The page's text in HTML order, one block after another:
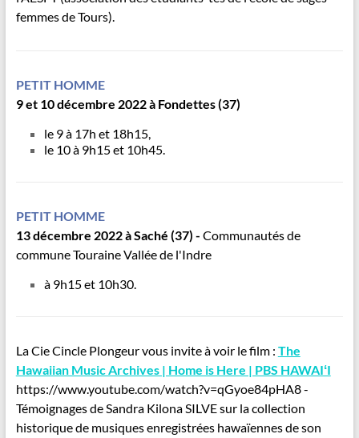
femmes de Tours).
PETIT HOMME
9 et 10 décembre 2022 à Fondettes (37)
le 9 à 17h et 18h15,
le 10 à 9h15 et 10h45.
PETIT HOMME
13 décembre 2022 à Saché (37) - Communautés de
commune Touraine Vallée de l'Indre
à 9h15 et 10h30.
La Cie Cincle Plongeur vous invite à voir le film : The
Hawaiian Music Archives | Home is Here | PBS HAWAIʻI
https://www.youtube.com/watch?v=qGyoe84pHA8 -
Témoignages de Sandra Kilona SILVE sur la collection
historique de musiques enregistrées hawaïennes de son